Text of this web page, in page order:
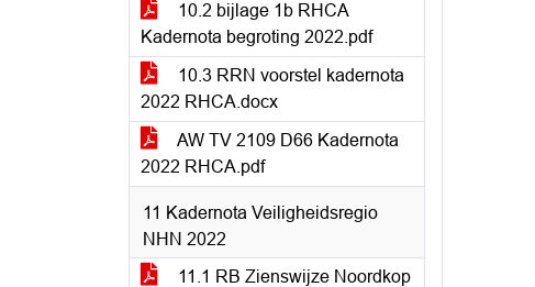
10.2 bijlage 1b RHCA
Kadernota begroting 2022.pdf
10.3 RRN voorstel kadernota
2022 RHCA.docx
AW TV 2109 D66 Kadernota
2022 RHCA.pdf
11 Kadernota Veiligheidsregio
NHN 2022
11.1 RB Zienswijze Noordkop